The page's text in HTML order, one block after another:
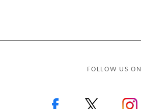
FOLLOW US ON